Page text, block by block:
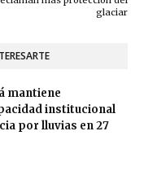
glaciar
mantiene
institucional
por lluvias en 27